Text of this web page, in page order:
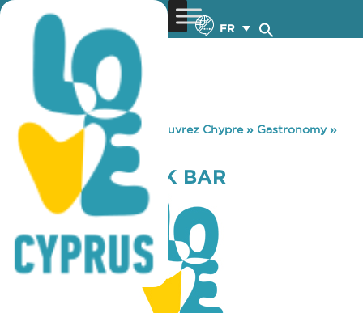
FR
You are here: Home »Découvrez Chypre» Gastronomy»
TROCHOS SNACK BAR
TROCHOS SNACK BAR